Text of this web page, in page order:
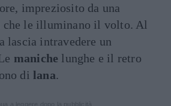
impreziosito da una
che le illuminano il volto. Al
lascia intravedere un
maniche lunghe e il retro
di lana.